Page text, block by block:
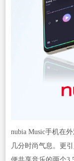
nubia Music手机在
几分时尚气息。更